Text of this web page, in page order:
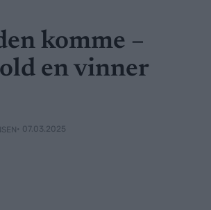
komme –
en vinner
• 07.03.2025